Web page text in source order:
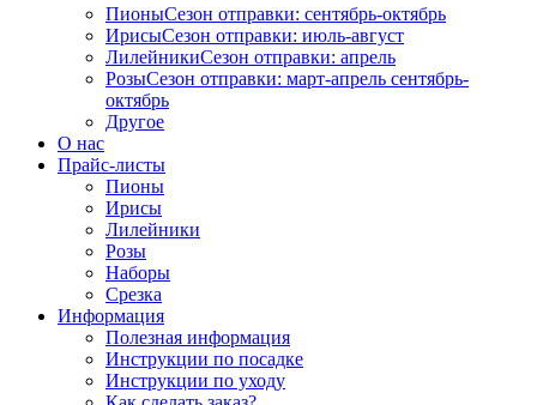
ПионыСезон отправки: сентябрь-октябрь
ИрисыСезон отправки: июль-август
ЛилейникиСезон отправки: апрель
РозыСезон отправки: март-апрель сентябрь-
октябрь
Другое
О нас
Прайс-листы
Пионы
Ирисы
Лилейники
Розы
Наборы
Срезка
Информация
Полезная информация
Инструкции по посадке
Инструкции по уходу